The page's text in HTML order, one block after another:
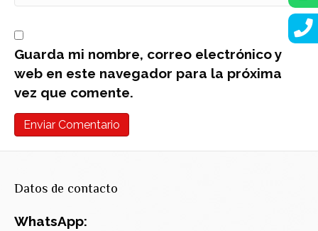
Guarda mi nombre, correo electrónico y
web en este navegador para la próxima
vez que comente.
Datos de contacto
WhatsApp: